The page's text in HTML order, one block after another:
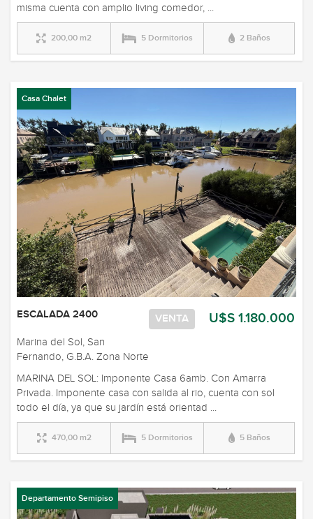
misma cuenta con amplio living comedor, ...
200,00 m2 5 Dormitorios 2 Baños
Casa Chalet
U$S 1.180.000
VENTA
ESCALADA 2400
Marina del Sol, San
Fernando, G.B.A. Zona Norte
MARINA DEL SOL: Imponente Casa 6amb. Con Amarra
Privada. Imponente casa con salida al rio, cuenta con sol
todo el día, ya que su jardín está orientad ...
470,00 m2 5 Dormitorios 5 Baños
Departamento Semipiso